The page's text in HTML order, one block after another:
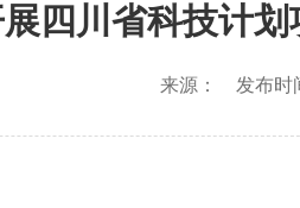
四川省科技计
来源： 发布时